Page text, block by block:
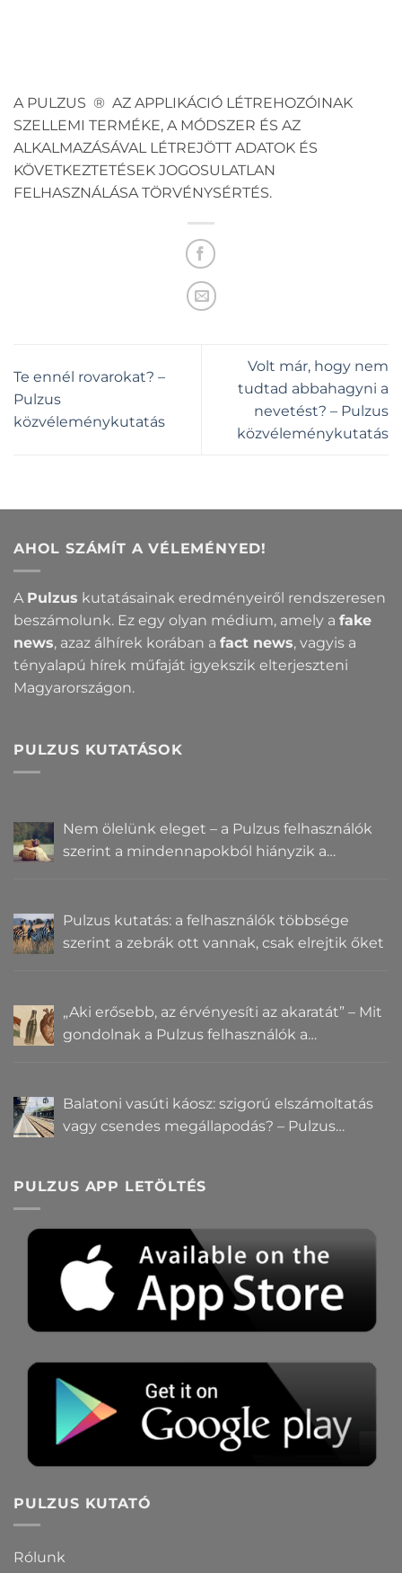
A PULZUS ® AZ APPLIKÁCIÓ LÉTREHOZÓINAK
SZELLEMI TERMÉKE, A MÓDSZER ÉS AZ
ALKALMAZÁSÁVAL LÉTREJÖTT ADATOK ÉS
KÖVETKEZTETÉSEK JOGOSULATLAN
FELHASZNÁLÁSA TÖRVÉNYSÉRTÉS.
Te ennél rovarokat? –
Pulzus
közvéleménykutatás
Volt már, hogy nem
tudtad abbahagyni a
nevetést? – Pulzus
közvéleménykutatás
AHOL SZÁMÍT A VÉLEMÉNYED!
A Pulzus kutatásainak eredményeiről rendszeresen
beszámolunk. Ez egy olyan médium, amely a fake
news, azaz álhírek korában a fact news, vagyis a
tényalapú hírek műfaját igyekszik elterjeszteni
Magyarországon.
PULZUS KUTATÁSOK
Nem ölelünk eleget – a Pulzus felhasználók
szerint a mindennapokból hiányzik a
Pulzus kutatás: a felhasználók többsége
szerint a zebrák ott vannak, csak elrejtik őket
„Aki erősebb, az érvényesíti az akaratát” – Mit
gondolnak a Pulzus felhasználók a
Balatoni vasúti káosz: szigorú elszámoltatás
vagy csendes megállapodás? – Pulzus
PULZUS APP LETÖLTÉS
PULZUS KUTATÓ
Rólunk